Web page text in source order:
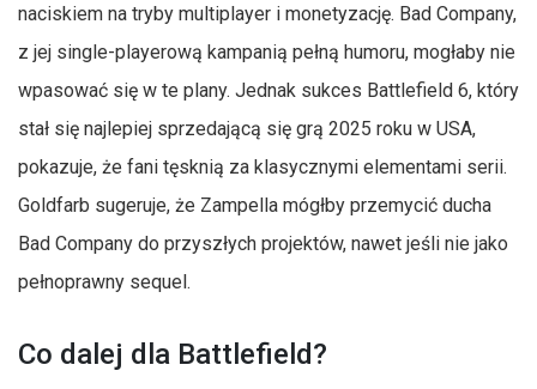
naciskiem na tryby multiplayer i monetyzację. Bad Company,
z jej single-playerową kampanią pełną humoru, mogłaby nie
wpasować się w te plany. Jednak sukces Battlefield 6, który
stał się najlepiej sprzedającą się grą 2025 roku w USA,
pokazuje, że fani tęsknią za klasycznymi elementami serii.
Goldfarb sugeruje, że Zampella mógłby przemycić ducha
Bad Company do przyszłych projektów, nawet jeśli nie jako
pełnoprawny sequel.
Co dalej dla Battlefield?